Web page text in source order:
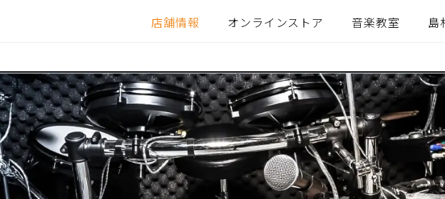
店舗情報 オンラインストア 音楽教室 島